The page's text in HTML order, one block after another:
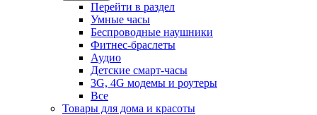
Перейти в раздел
Умные часы
Беспроводные наушники
Фитнес-браслеты
Аудио
Детские смарт-часы
3G, 4G модемы и роутеры
Все
Товары для дома и красоты